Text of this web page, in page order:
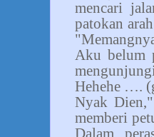
mencari
patokan
Aku belum
Hehehe ….
Nyak
memberi
Dalam